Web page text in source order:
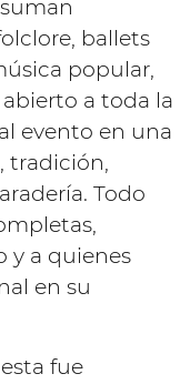
ballets
popular,
a toda la
evento en una
tradición,
Todo
y a quienes
en su
fue